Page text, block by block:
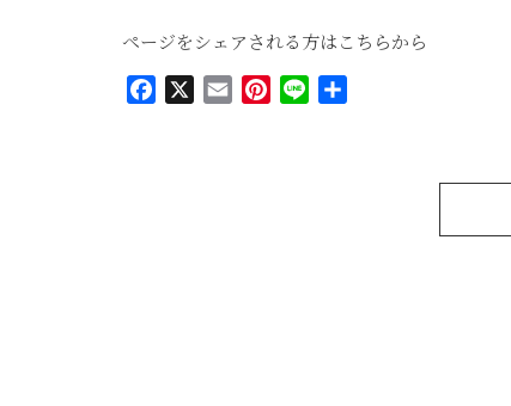
ページをシェアされる方はこちらから
Facebook EmailPinterest
Line